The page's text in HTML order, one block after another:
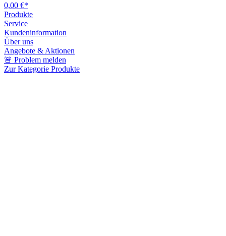
0,00 €*
Produkte
Service
Kundeninformation
Über uns
Angebote & Aktionen
🚨 Problem melden
Zur Kategorie Produkte